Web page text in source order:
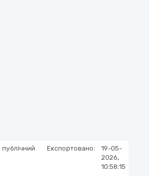
публічний Експортовано:
19-05-
2026,
10:58:15